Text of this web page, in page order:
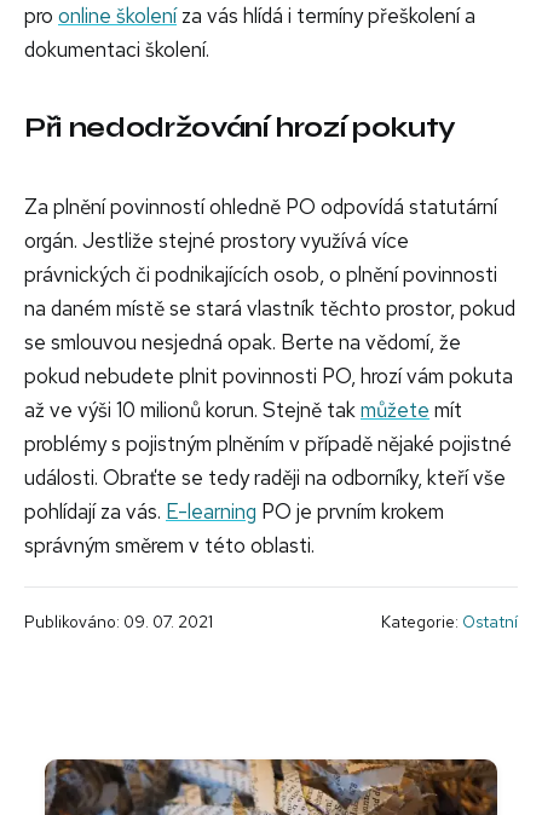
pro online školeníza vás hlídá i termíny přeškolení a
dokumentaci školení.
Při nedodržování hrozí pokuty
Za plnění povinností ohledně PO odpovídá statutární
orgán. Jestliže stejné prostory využívá více
právnických či podnikajících osob, o plnění povinnosti
na daném místě se stará vlastník těchto prostor, pokud
se smlouvou nesjedná opak. Berte na vědomí, že
pokud nebudete plnit povinnosti PO, hrozí vám pokuta
až ve výši 10 milionů korun. Stejně takmůžete mít
problémy s pojistným plněním v případě nějaké pojistné
události. Obraťte se tedy raději na odborníky, kteří vše
pohlídají za vás. E-learning PO je prvním krokem
správným směrem v této oblasti.
Publikováno: 09. 07. 2021 Kategorie: Ostatní